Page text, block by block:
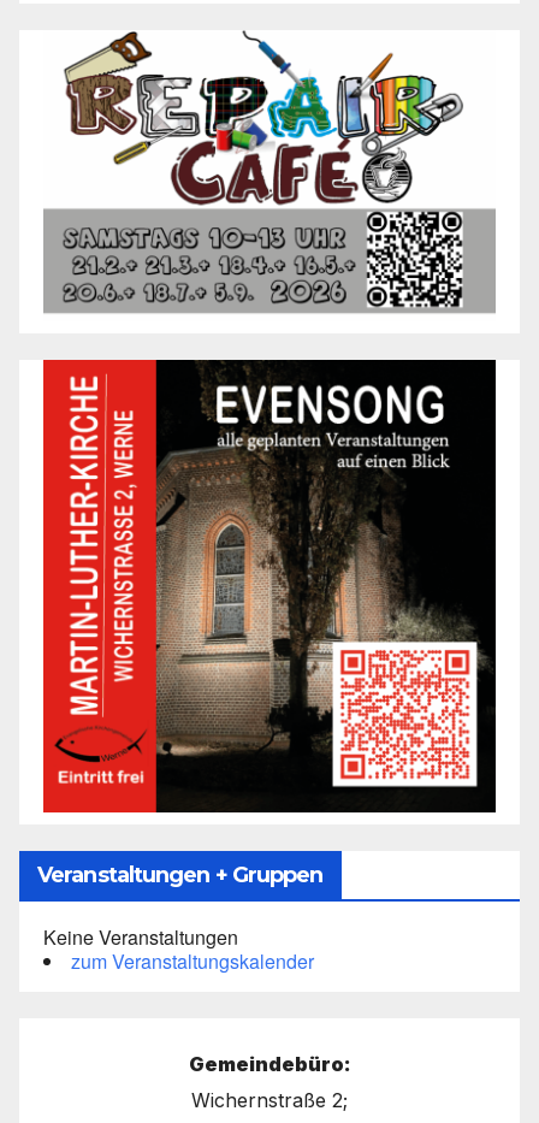
Veranstaltungen + Gruppen
Keine Veranstaltungen
zum Veranstaltungskalender
Gemeindebüro:
Wichernstraße 2;